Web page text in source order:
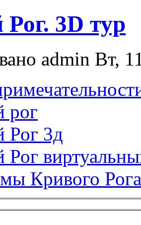
3D тур
admin Вт,
рог
Рог 3д
Рог
Кривого Рога